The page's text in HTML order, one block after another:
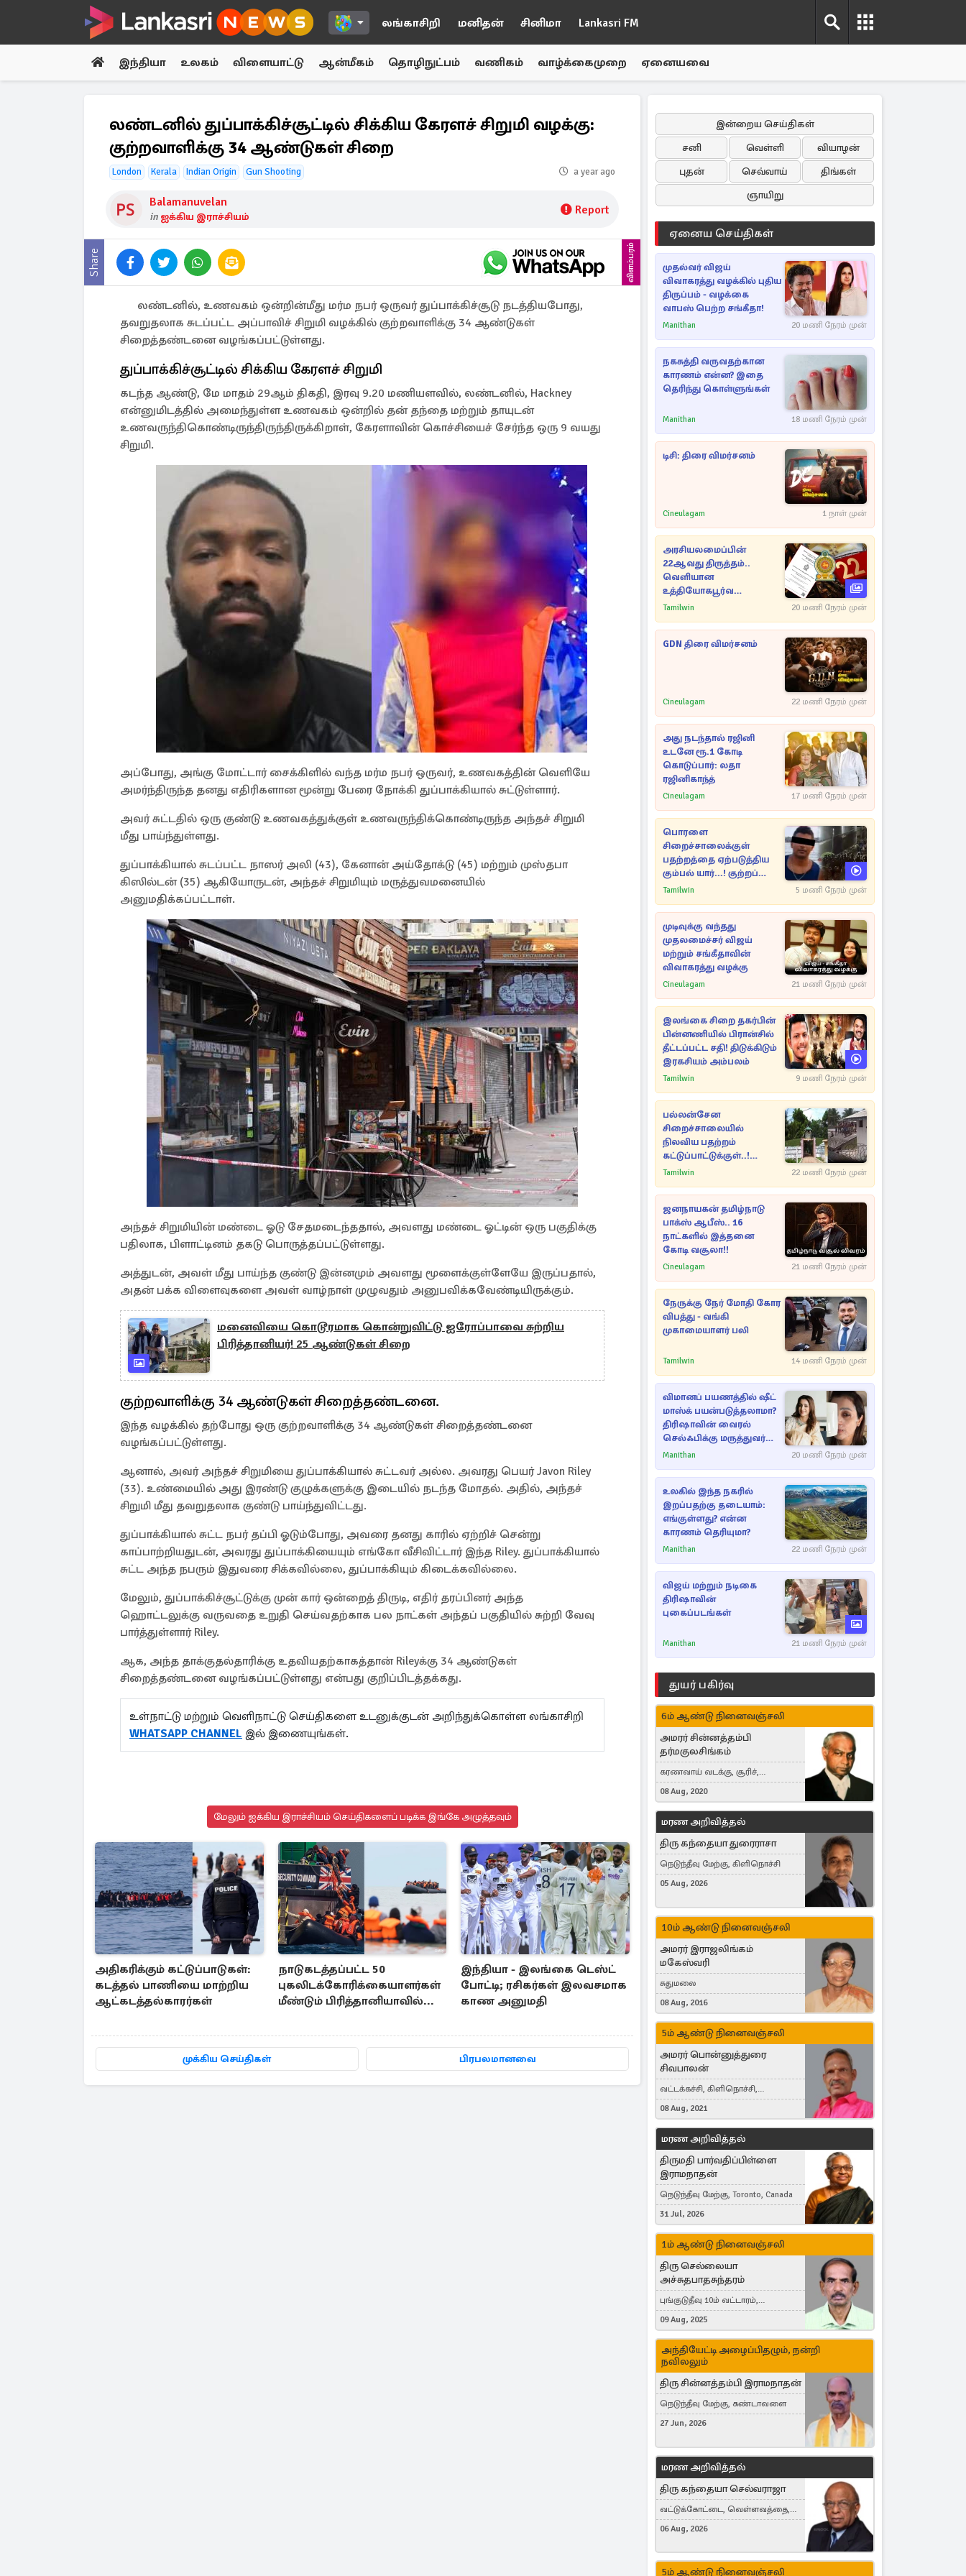
லங்காசிறி மனிதன் சினிமா Lankasri FM
இந்தியா உலகம் விளையாட்டு ஆன்மீகம் தொழிநுட்பம் வணிகம் வாழ்க்கைமுறை ஏனையவை
லண்டனில் துப்பாக்கிச்சூட்டில் சிக்கிய கேரளச் சிறுமி வழக்கு:
குற்றவாளிக்கு 34 ஆண்டுகள் சிறை
London Kerala Indian Origin Gun Shooting a year ago
Balamanuvelan
in ஐக்கிய இராச்சியம் Report
Share விளம்பரம்
லண்டனில், உணவகம் ஒன்றின்மீது மர்ம நபர் ஒருவர் துப்பாக்கிச்சூடு நடத்தியபோது,
தவறுதலாக சுடப்பட்ட அப்பாவிச் சிறுமி வழக்கில் குற்றவாளிக்கு 34 ஆண்டுகள்
சிறைத்தண்டனை வழங்கப்பட்டுள்ளது.
துப்பாக்கிச்சூட்டில் சிக்கிய கேரளச் சிறுமி
கடந்த ஆண்டு, மே மாதம் 29ஆம் திகதி, இரவு 9.20 மணியளவில், லண்டனில், Hackney
என்னுமிடத்தில் அமைந்துள்ள உணவகம் ஒன்றில் தன் தந்தை மற்றும் தாயுடன்
உணவருந்திகொண்டிருந்திருந்திருக்கிறாள், கேரளாவின் கொச்சியைச் சேர்ந்த ஒரு 9 வயது
சிறுமி.
அப்போது, அங்கு மோட்டார் சைக்கிளில் வந்த மர்ம நபர் ஒருவர், உணவகத்தின் வெளியே
அமர்ந்திருந்த தனது எதிரிகளான மூன்று பேரை நோக்கி துப்பாக்கியால் சுட்டுள்ளார்.
அவர் சுட்டதில் ஒரு குண்டு உணவகத்துக்குள் உணவருந்திக்கொண்டிருந்த அந்தச் சிறுமி
மீது பாய்ந்துள்ளது.
துப்பாக்கியால் சுடப்பட்ட நாஸர் அலி (43), கேனான் அய்தோக்டு (45) மற்றும் முஸ்தபா
கிஸில்டன் (35) ஆகியோருடன், அந்தச் சிறுமியும் மருத்துவமனையில்
அனுமதிக்கப்பட்டாள்.
அந்தச் சிறுமியின் மண்டை ஓடு சேதமடைந்ததால், அவளது மண்டை ஓட்டின் ஒரு பகுதிக்கு
பதிலாக, பிளாட்டினம் தகடு பொருத்தப்பட்டுள்ளது.
அத்துடன், அவள் மீது பாய்ந்த குண்டு இன்னமும் அவளது மூளைக்குள்ளேயே இருப்பதால்,
அதன் பக்க விளைவுகளை அவள் வாழ்நாள் முழுவதும் அனுபவிக்கவேண்டியிருக்கும்.
மனைவியை கொடூரமாக கொன்றுவிட்டு ஐரோப்பாவை சுற்றிய
பிரித்தானியர்! 25 ஆண்டுகள் சிறை
குற்றவாளிக்கு 34 ஆண்டுகள் சிறைத்தண்டனை.
இந்த வழக்கில் தற்போது ஒரு குற்றவாளிக்கு 34 ஆண்டுகள் சிறைத்தண்டனை
வழங்கப்பட்டுள்ளது.
ஆனால், அவர் அந்தச் சிறுமியை துப்பாக்கியால் சுட்டவர் அல்ல. அவரது பெயர் Javon Riley
(33). உண்மையில் அது இரண்டு குழுக்களுக்கு இடையில் நடந்த மோதல். அதில், அந்தச்
சிறுமி மீது தவறுதலாக குண்டு பாய்ந்துவிட்டது.
துப்பாக்கியால் சுட்ட நபர் தப்பி ஓடும்போது, அவரை தனது காரில் ஏற்றிச் சென்று
காப்பாற்றியதுடன், அவரது துப்பாக்கியையும் எங்கோ வீசிவிட்டார் இந்த Riley. துப்பாக்கியால்
சுட்ட அந்த நபரும் இதுவரை சிக்கவில்லை, துப்பாக்கியும் கிடைக்கவில்லை.
மேலும், துப்பாக்கிச்சூட்டுக்கு முன் கார் ஒன்றைத் திருடி, எதிர் தரப்பினர் அந்த
ஹொட்டலுக்கு வருவதை உறுதி செய்வதற்காக பல நாட்கள் அந்தப் பகுதியில் சுற்றி வேவு
பார்த்துள்ளார் Riley.
ஆக, அந்த தாக்குதல்தாரிக்கு உதவியதற்காகத்தான் Rileyக்கு 34 ஆண்டுகள்
சிறைத்தண்டனை வழங்கப்பட்டுள்ளது என்பது குறிப்பிடத்தக்கது.
உள்நாட்டு மற்றும் வெளிநாட்டு செய்திகளை உடனுக்குடன் அறிந்துக்கொள்ள லங்காசிறி
WHATSAPP CHANNEL இல் இணையுங்கள்.
மேலும் ஐக்கிய இராச்சியம் செய்திகளைப் படிக்க இங்கே அழுத்தவும்
அதிகரிக்கும் கட்டுப்பாடுகள்:
கடத்தல் பாணியை மாற்றிய
ஆட்கடத்தல்காரர்கள்
நாடுகடத்தப்பட்ட 50
புகலிடக்கோரிக்கையாளர்கள்
மீண்டும் பிரித்தானியாவில்...
இந்தியா - இலங்கை டெஸ்ட்
போட்டி; ரசிகர்கள் இலவசமாக
காண அனுமதி
முக்கிய செய்திகள் பிரபலமானவை
இன்றைய செய்திகள்
சனி
வெள்ளி
வியாழன்
புதன்
செவ்வாய்
திங்கள்
ஞாயிறு
ஏனைய செய்திகள்
முதல்வர் விஜய்
விவாகரத்து வழக்கில் புதிய
திருப்பம் - வழக்கை
வாபஸ் பெற்ற சங்கீதா!
Manithan 20 மணி நேரம் முன்
நகசுத்தி வருவதற்கான
காரணம் என்ன? இதை
தெரிந்து கொள்ளுங்கள்
Manithan 18 மணி நேரம் முன்
டிசி: திரை விமர்சனம்
Cineulagam 1 நாள் முன்
அரசியலமைப்பின்
22ஆவது திருத்தம்..
வெளியான
உத்தியோகபூர்வ
அறிவிப்பு!
Tamilwin 20 மணி நேரம் முன்
GDN திரை விமர்சனம்
Cineulagam 22 மணி நேரம் முன்
அது நடந்தால் ரஜினி
உடனே ரூ.1 கோடி
கொடுப்பார்: லதா
ரஜினிகாந்த்
Cineulagam 17 மணி நேரம் முன்
பொரளை
சிறைச்சாலைக்குள்
பதற்றத்தை ஏற்படுத்திய
கும்பல் யார்...! குற்றப்
பின்னணி தொடர்பில்
Tamilwin 5 மணி நேரம் முன்
முடிவுக்கு வந்தது
முதலமைச்சர் விஜய்
மற்றும் சங்கீதாவின்
விவாகரத்து வழக்கு
Cineulagam 21 மணி நேரம் முன்
இலங்கை சிறை தகர்பின்
பின்னணியில் பிரான்சில்
தீட்டப்பட்ட சதி! திடுக்கிடும்
இரகசியம் அம்பலம்
Tamilwin 9 மணி நேரம் முன்
பல்லன்சேன
சிறைச்சாலையில்
நிலவிய பதற்றம்
கட்டுப்பாட்டுக்குள்..!
அதிரடியாக களமிறங்கிய
Tamilwin 22 மணி நேரம் முன்
ஜனநாயகன் தமிழ்நாடு
பாக்ஸ் ஆபீஸ்.. 16
நாட்களில் இத்தனை
கோடி வசூலா!!
Cineulagam 21 மணி நேரம் முன்
நேருக்கு நேர் மோதி கோர
விபத்து - வங்கி
முகாமையாளர் பலி
Tamilwin 14 மணி நேரம் முன்
விமானப் பயணத்தில் ஷீட்
மாஸ்க் பயன்படுத்தலாமா?
திரிஷாவின் வைரல்
செல்ஃபிக்கு மருத்துவர்
விளக்கம்
Manithan 20 மணி நேரம் முன்
உலகில் இந்த நகரில்
இறப்பதற்கு தடையாம்:
எங்குள்ளது? என்ன
காரணம் தெரியுமா?
Manithan 22 மணி நேரம் முன்
விஜய் மற்றும் நடிகை
திரிஷாவின்
புகைப்படங்கள்
Manithan 21 மணி நேரம் முன்
துயர் பகிர்வு
6ம் ஆண்டு நினைவஞ்சலி
அமரர் சின்னத்தம்பி
தர்மகுலசிங்கம்
கரணவாய் வடக்கு, சூரிச்,
Switzerland
08 Aug, 2020
மரண அறிவித்தல்
திரு கந்தையா துரைராசா
நெடுந்தீவு மேற்கு, கிளிநொச்சி
05 Aug, 2026
10ம் ஆண்டு நினைவஞ்சலி
அமரர் இராஜலிங்கம்
மகேஸ்வரி
சுதுமலை
08 Aug, 2016
5ம் ஆண்டு நினைவஞ்சலி
அமரர் பொன்னுத்துரை
சிவபாலன்
வட்டக்கச்சி, கிளிநொச்சி,
வட்டக்கச்சி இராமநாதபுரம்
08 Aug, 2021
மரண அறிவித்தல்
திருமதி பார்வதிப்பிள்ளை
இராமநாதன்
நெடுந்தீவு மேற்கு, Toronto, Canada
31 Jul, 2026
1ம் ஆண்டு நினைவஞ்சலி
திரு செல்லையா
அச்சுதபாதசுந்தரம்
புங்குடுதீவு 10ம் வட்டாரம்,
கொள்ளுப்பிட்டி
09 Aug, 2025
அந்தியேட்டி அழைப்பிதழும், நன்றி
நவிலலும்
திரு சின்னத்தம்பி இராமநாதன்
நெடுந்தீவு மேற்கு, கண்டாவளை
27 Jun, 2026
மரண அறிவித்தல்
திரு கந்தையா செல்வராஜா
வட்டுக்கோட்டை, வெள்ளவத்தை,
Toronto, Canada
06 Aug, 2026
5ம் ஆண்டு நினைவஞ்சலி